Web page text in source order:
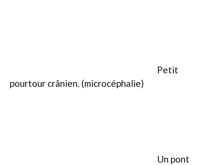
Petit
pourtour crânien. (microcéphalie)
Un pont